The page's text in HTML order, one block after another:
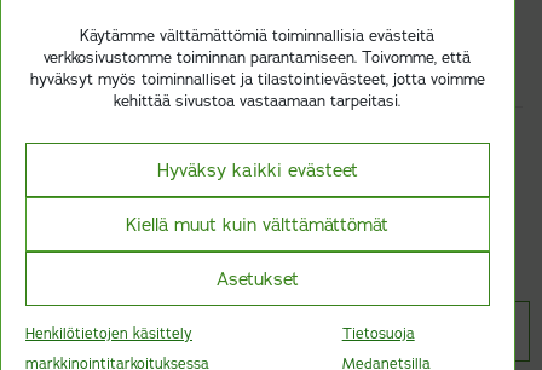
Käytämme välttämättömiä toiminnallisia evästeitä
verkkosivustomme toiminnan parantamiseen. Toivomme, että
hyväksyt myös toiminnalliset ja tilastointievästeet, jotta voimme
kehittää sivustoa vastaamaan tarpeitasi.
Hyväksy kaikki evästeet
Kiellä muut kuin välttämättömät
Asetukset
Henkilötietojen käsittely
markkinointitarkoituksessa
Tietosuoja
Medanetsilla
Tilaa
Tietosuoja Medanetsilla
ISO 13485 -sertifioitu
Lääkintälaiteluokka I